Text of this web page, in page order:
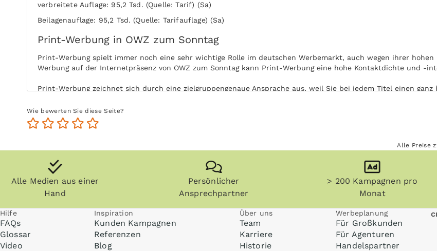
verbreitete Auflage: 95,2 Tsd. (Quelle: Tarif) (Sa)
Beilagenauflage: 95,2 Tsd. (Quelle: Tarifauflage) (Sa)
Print-Werbung in OWZ zum Sonntag
Print-Werbung spielt immer noch eine sehr wichtige Rolle im deutschen Werbemarkt, auch wegen ihrer
Werbung auf der Internetpräsenz von OWZ zum Sonntag kann Print-Werbung eine hohe Kontaktdichte und -
Print-Werbung zeichnet sich durch eine zielgruppengenaue Ansprache aus, weil Sie bei jedem Titel einen
Durch die aktive Nutzung der Zielgruppe ohne Ablenkung bekommt Ihre Anzeige in OWZ zum Sonntag eine
Nutzung steigert zudem die Glaubwürdigkeit und Akzeptanz Ihrer Print-Werbung in OWZ zum Sonntag.
Zeitungen, Zeitschriften (vor allem Fachzeitschriften) und sonstige Printmedien werden teilweise aufbewahrt.
und die Zielgruppe kommt auch zu einem späteren Zeitpunkt immer wieder mit Ihrer Anzeige in Kontakt.
Anzeigen können zudem nachgeblättert und mitgenommen werden. Die Nutzung von OWZ zum Sonntag ist
ohne Internet praktisch überall gelesen werden, zum Beispiel in Zug oder U-Bahn auf dem Weg zur Arbeit.
Wie bewerten Sie diese Seite?
Alle Preise
Alle Medien aus einer
Hand
Persönlicher
Ansprechpartner
> 200 Kampagnen pro
Monat
Hilfe
FAQs
Glossar
Video
Inspiration
Kunden Kampagnen
Referenzen
Blog
Über uns
Team
Karriere
Historie
Werbeplanung
Für Großkunden
Für Agenturen
Handelspartner